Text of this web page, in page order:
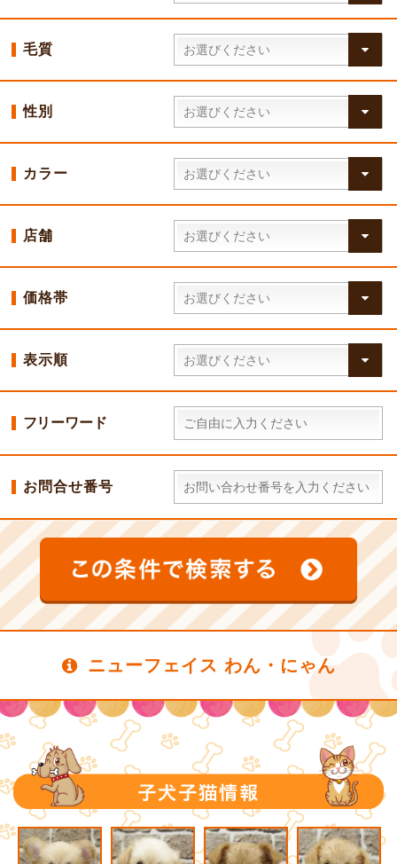
毛質
性別
カラー
店舗
価格帯
表示順
フリーワード
お問合せ番号
ニューフェイス わん・にゃん